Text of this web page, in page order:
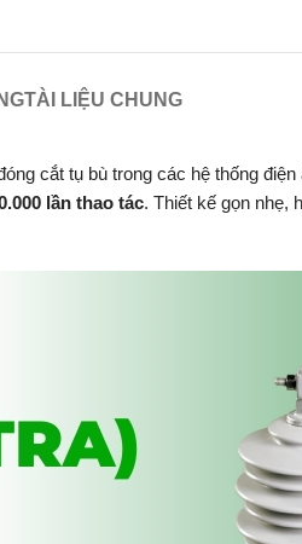
TÀI LIỆU CHUNG
cắt tụ bù trong các hệ thống điện
lần thao tác. Thiết kế gọn nhẹ,